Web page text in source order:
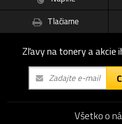
Tlačiarne
Zľavy na tonery a akcie
Všetko o